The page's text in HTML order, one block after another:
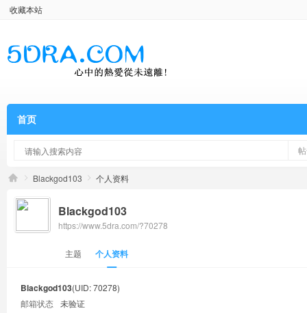
收藏本站
首页
Blackgod103 个人资料
Blackgod103
https://www.5dra.com/?70278
主题 个人资料
Blackgod103(UID: 70278)
邮箱状态 未验证